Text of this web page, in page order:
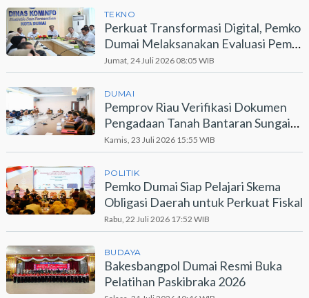
TEKNO
Perkuat Transformasi Digital, Pemko
Dumai Melaksanakan Evaluasi Pemdi
2026
Jumat, 24 Juli 2026 08:05 WIB
DUMAI
Pemprov Riau Verifikasi Dokumen
Pengadaan Tanah Bantaran Sungai
Dumai
Kamis, 23 Juli 2026 15:55 WIB
POLITIK
Pemko Dumai Siap Pelajari Skema
Obligasi Daerah untuk Perkuat Fiskal
Rabu, 22 Juli 2026 17:52 WIB
BUDAYA
Bakesbangpol Dumai Resmi Buka
Pelatihan Paskibraka 2026